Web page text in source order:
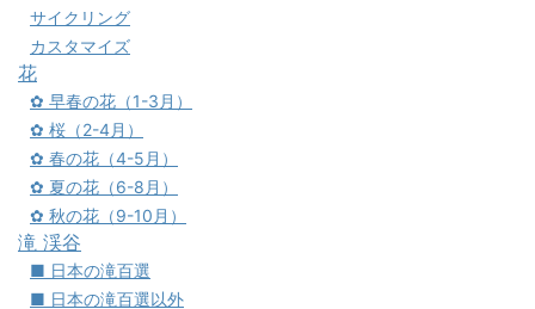
サイクリング
カスタマイズ
花
✿ 早春の花（1-3月）
✿ 桜（2-4月）
✿ 春の花（4-5月）
✿ 夏の花（6-8月）
✿ 秋の花（9-10月）
滝 渓谷
■ 日本の滝百選
■ 日本の滝百選以外